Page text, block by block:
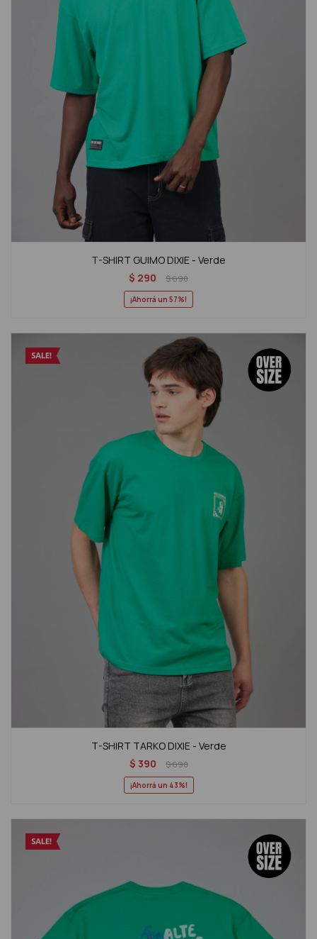
T-SHIRT GUIMO DIXIE - Verde
$ 290 $690
57
T-SHIRT TARKO DIXIE - Verde
$ 390 $690
43